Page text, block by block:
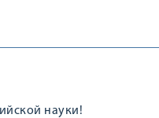
науки!